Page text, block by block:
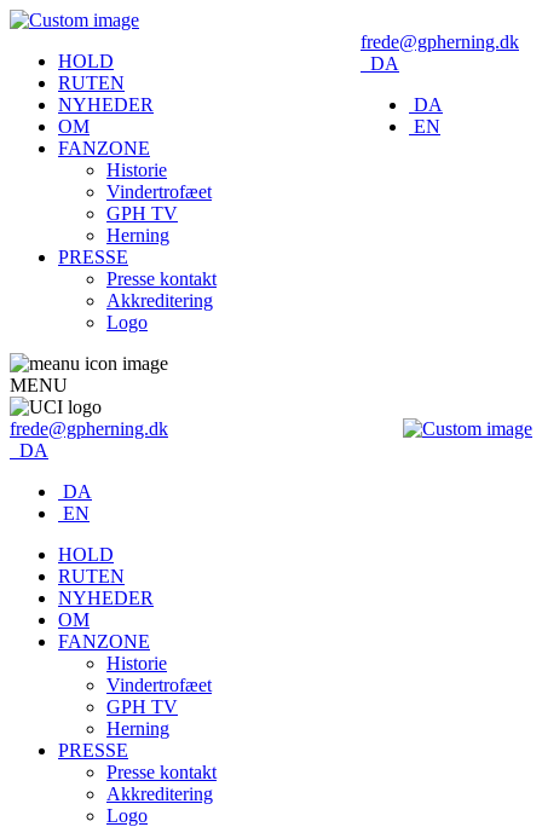
frede@gpherning.dk
DA
DA
EN
HOLD
RUTEN
NYHEDER
OM
FANZONE
Historie
Vindertrofæet
GPH TV
Herning
PRESSE
Presse kontakt
Akkreditering
Logo
MENU
frede@gpherning.dk
DA
DA
EN
HOLD
RUTEN
NYHEDER
OM
FANZONE
Historie
Vindertrofæet
GPH TV
Herning
PRESSE
Presse kontakt
Akkreditering
Logo